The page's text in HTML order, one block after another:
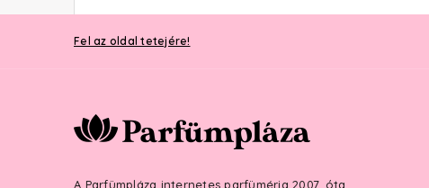
Fel az oldal tetejére!
A Parfümpláza internetes parfüméria 2007. óta